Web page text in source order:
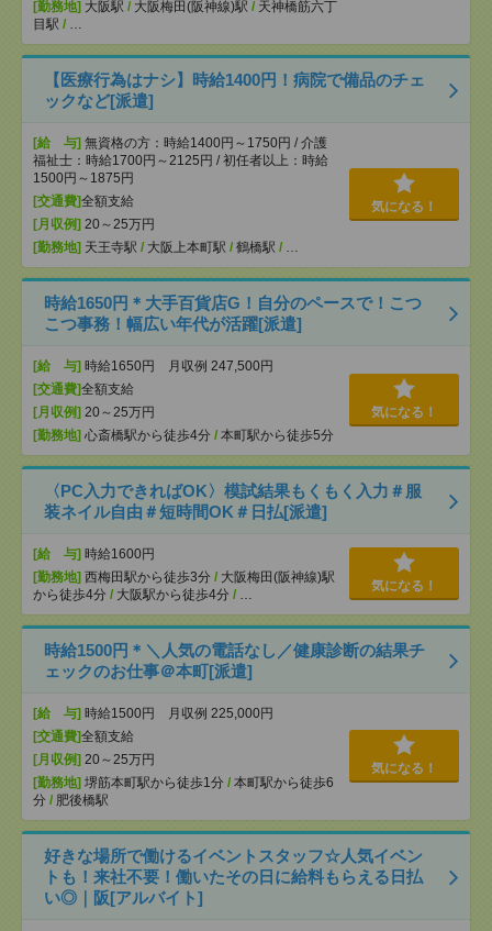
[勤務地] 大阪駅 / 大阪梅田(阪神線)駅 / 天神橋筋六丁
目駅 / …
【医療行為はナシ】時給1400円！病院で備品のチェ
ックなど[派遣]
[給 与] 無資格の方：時給1400円～1750円 / 介護
福祉士：時給1700円～2125円 / 初任者以上：時給
1500円～1875円
[交通費]全額支給
[月収例] 20～25万円
[勤務地] 天王寺駅 / 大阪上本町駅 / 鶴橋駅 / …
気になる！
時給1650円＊大手百貨店G！自分のペースで！こつ
こつ事務！幅広い年代が活躍[派遣]
[給 与] 時給1650円 月収例 247,500円
[交通費]全額支給
[月収例] 20～25万円
[勤務地] 心斎橋駅から徒歩4分 / 本町駅から徒歩5分
気になる！
〈PC入力できればOK〉模試結果もくもく入力＃服
装ネイル自由＃短時間OK＃日払[派遣]
[給 与] 時給1600円
[勤務地] 西梅田駅から徒歩3分 / 大阪梅田(阪神線)駅
から徒歩4分 / 大阪駅から徒歩4分 / …
気になる！
時給1500円＊＼人気の電話なし／健康診断の結果チ
ェックのお仕事＠本町[派遣]
[給 与] 時給1500円 月収例 225,000円
[交通費]全額支給
[月収例] 20～25万円
[勤務地] 堺筋本町駅から徒歩1分 / 本町駅から徒歩6
分 / 肥後橋駅
気になる！
好きな場所で働けるイベントスタッフ☆人気イベン
トも！来社不要！働いたその日に給料もらえる日払
い◎｜阪[アルバイト]